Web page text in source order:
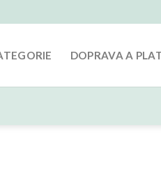
DOPRAVA A